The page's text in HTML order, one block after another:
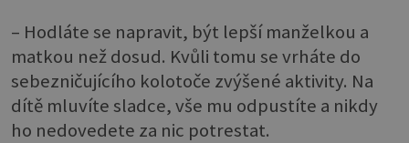
– Hodláte se napravit, být lepší manželkou a
matkou než dosud. Kvůli tomu se vrháte do
sebezničujícího kolotoče zvýšené aktivity. Na
dítě mluvíte sladce, vše mu odpustíte a nikdy
ho nedovedete za nic potrestat.